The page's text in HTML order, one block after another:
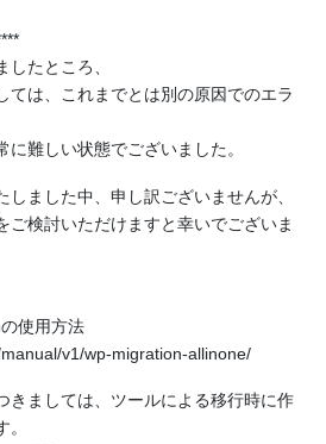
たところ、
ては、これまでとは別の原因でのエラ
難しい状態でございました。
ました中、申し訳ございませんが、
ご検討いただけますと幸いでございま
使用方法
v1/wp-migration-allinone/
きましては、ツールによる移行時に作